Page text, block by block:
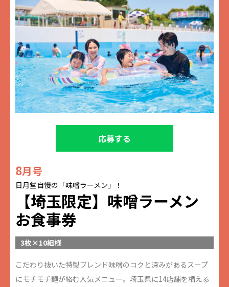
応募する
8月号
日月堂自慢の「味噌ラーメン」！
【埼玉限定】味噌ラーメン
お食事券
3枚×10組様
こだわり抜いた特製ブレンド味噌のコクと深みがあるスープ
にモチモチ麺が絡む人気メニュー。埼玉県に14店舗を構える